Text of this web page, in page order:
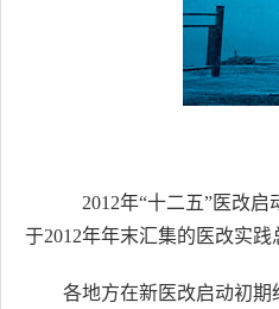
2012年“十二五”医改启
于2012年年末汇集的医改实
各地方在新医改启动初